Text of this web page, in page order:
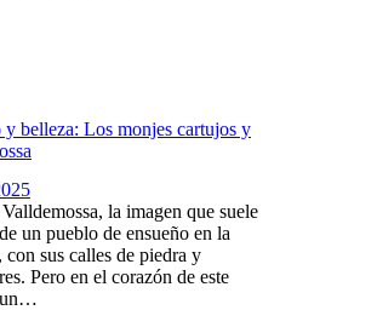
belleza: Los monjes cartujos y
la imagen que suele
un pueblo de ensueño en la
con sus calles de piedra y
Pero en el corazón de este
un…